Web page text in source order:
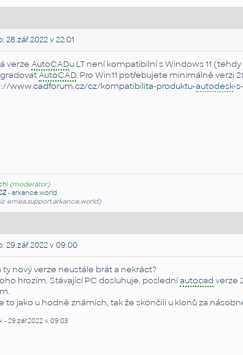
28.zář.2022 v 22:01
verze AutoCADu LT není kompatibilní s Windows 11
AutoCAD. Pro Win11 potřebujete minimálně verzi
www.cadforum.cz/cz/kompatibilita-produktu-autodesk-
(moderátor)
- arkance.world
emea.support.arkance.world)
29.zář.2022 v 09:00
ty nový verze neustále brát a nekráct?
hrozím. Stávající PC dosluhuje, posledníautocad verze
to jako u hodně známích, tak že skončili u klonů za
- 29.zář.2022 v 09:03